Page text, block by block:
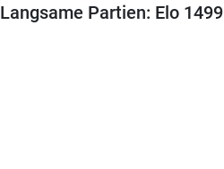
Langsame Partien: Elo 1499